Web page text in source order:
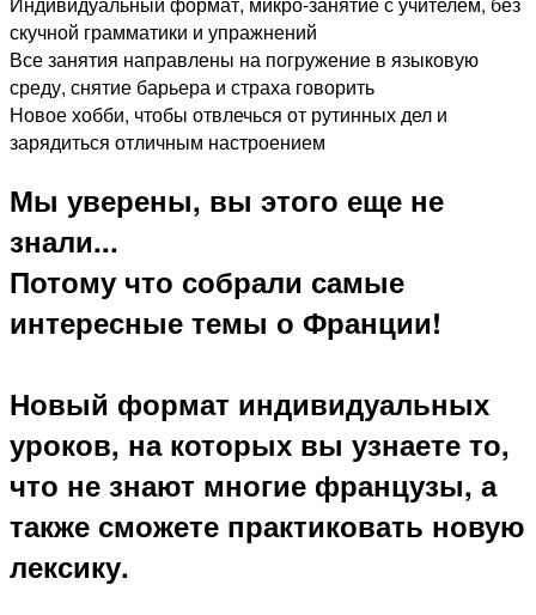
скучной грамматики и упражнений
Все занятия направлены на погружение в языковую
среду, снятие барьера и страха говорить
Новое хобби, чтобы отвлечься от рутинных дел и
зарядиться отличным настроением
Мы уверены, вы этого еще не
знали...
Потому что собрали самые
интересные темы о Франции!
Новый формат индивидуальных
уроков, на которых вы узнаете то,
что не знают многие французы, а
также сможете практиковать новую
лексику.